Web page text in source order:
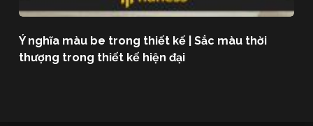
Ý nghĩa màu be trong thiết kế | Sắc màu thời
thượng trong thiết kế hiện đại